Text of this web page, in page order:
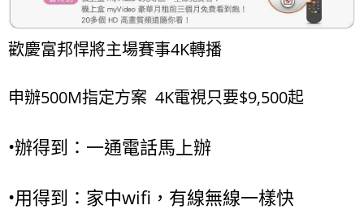
歡慶富邦悍將主場賽事4K轉播
申辦500M指定方案 4K電視只要$9,500起
•辦得到：一通電話馬上辦
•用得到：家中wifi，有線無線一樣快